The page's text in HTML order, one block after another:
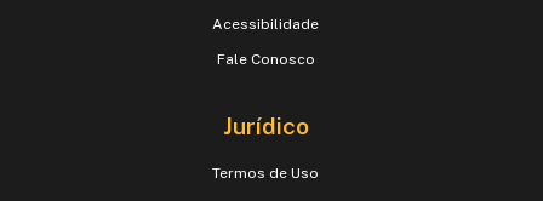
Acessibilidade
Fale Conosco
Jurídico
Termos de Uso